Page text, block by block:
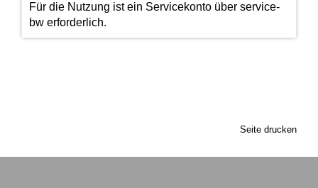
Für die Nutzung ist ein Servicekonto über service-
bw erforderlich.
Seite drucken